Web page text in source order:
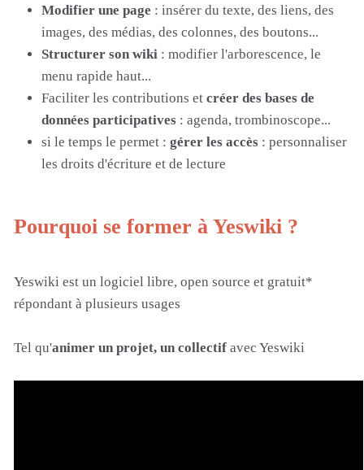
Modifier une page : insérer du texte, des liens, des
images, des médias, des colonnes, des boutons...
Structurer son wiki : modifier l'arborescence, le
menu rapide haut...
Faciliter les contributions et créer des bases de
données participatives : agenda, trombinoscope...
si le temps le permet : gérer les accès : personnaliser
les droits d'écriture et de lecture
Pourquoi se former à Yeswiki ?
Yeswiki est un logiciel libre, open source et gratuit*
répondant à plusieurs usages
Tel qu'animer un projet, un collectif avec Yeswiki